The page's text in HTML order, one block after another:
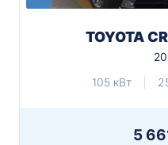
TOYOTA
105 кВт
5